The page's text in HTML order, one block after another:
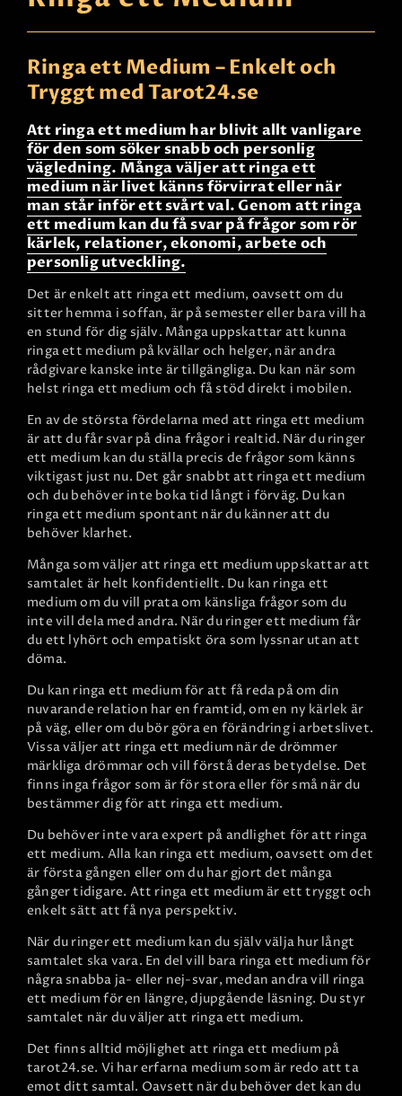
Ringa ett Medium – Enkelt och
Tryggt med Tarot24.se
Att ringa ett medium har blivit allt vanligare
för den som söker snabb och personlig
vägledning. Många väljer att ringa ett
medium när livet känns förvirrat eller när
man står inför ett svårt val. Genom att ringa
ett medium kan du få svar på frågor som rör
kärlek, relationer, ekonomi, arbete och
personlig utveckling.
Det är enkelt att ringa ett medium, oavsett om du
sitter hemma i soffan, är på semester eller bara vill ha
en stund för dig själv. Många uppskattar att kunna
ringa ett medium på kvällar och helger, när andra
rådgivare kanske inte är tillgängliga. Du kan när som
helst ringa ett medium och få stöd direkt i mobilen.
En av de största fördelarna med att ringa ett medium
är att du får svar på dina frågor i realtid. När du ringer
ett medium kan du ställa precis de frågor som känns
viktigast just nu. Det går snabbt att ringa ett medium
och du behöver inte boka tid långt i förväg. Du kan
ringa ett medium spontant när du känner att du
behöver klarhet.
Många som väljer att ringa ett medium uppskattar att
samtalet är helt konfidentiellt. Du kan ringa ett
medium om du vill prata om känsliga frågor som du
inte vill dela med andra. När du ringer ett medium får
du ett lyhört och empatiskt öra som lyssnar utan att
döma.
Du kan ringa ett medium för att få reda på om din
nuvarande relation har en framtid, om en ny kärlek är
på väg, eller om du bör göra en förändring i arbetslivet.
Vissa väljer att ringa ett medium när de drömmer
märkliga drömmar och vill förstå deras betydelse. Det
finns inga frågor som är för stora eller för små när du
bestämmer dig för att ringa ett medium.
Du behöver inte vara expert på andlighet för att ringa
ett medium. Alla kan ringa ett medium, oavsett om det
är första gången eller om du har gjort det många
gånger tidigare. Att ringa ett medium är ett tryggt och
enkelt sätt att få nya perspektiv.
När du ringer ett medium kan du själv välja hur långt
samtalet ska vara. En del vill bara ringa ett medium för
några snabba ja- eller nej-svar, medan andra vill ringa
ett medium för en längre, djupgående läsning. Du styr
samtalet när du väljer att ringa ett medium.
Det finns alltid möjlighet att ringa ett medium på
tarot24.se. Vi har erfarna medium som är redo att ta
emot ditt samtal. Oavsett när du behöver det kan du